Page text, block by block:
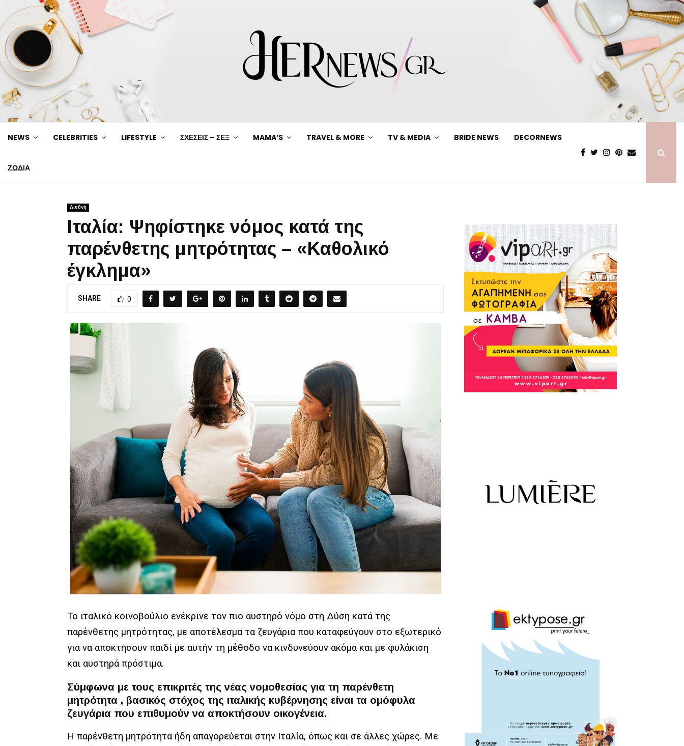
NEWS CELEBRITIES LIFESTYLE ΣΧΕΣΕΙΣ – ΣΕΞ MAMA’S TRAVEL & MORE TV & MEDIA BRIDE NEWS DECORNEWS
ΖΩΔΙΑ
Διεθνή
Ιταλία: Ψηφίστηκε νόμος κατά της
παρένθετης μητρότητας – «Καθολικό
έγκλημα»
SHARE 0
Το ιταλικό κοινοβούλιο ενέκρινε τον πιο αυστηρό νόμο στη Δύση κατά της
παρένθετης μητρότητας, με αποτέλεσμα τα ζευγάρια που καταφεύγουν στο εξωτερικό
για να αποκτήσουν παιδί με αυτήν τη μέθοδο να κινδυνεύουν ακόμα και με φυλάκιση
και αυστηρά πρόστιμα.
Σύμφωνα με τους επικριτές της νέας νομοθεσίας για τη παρένθετη
μητρότητα , βασικός στόχος της ιταλικής κυβέρνησης είναι τα ομόφυλα
ζευγάρια που επιθυμούν να αποκτήσουν οικογένεια.
Η παρένθετη μητρότητα ήδη απαγορεύεται στην Ιταλία, όπως και σε άλλες χώρες. Με